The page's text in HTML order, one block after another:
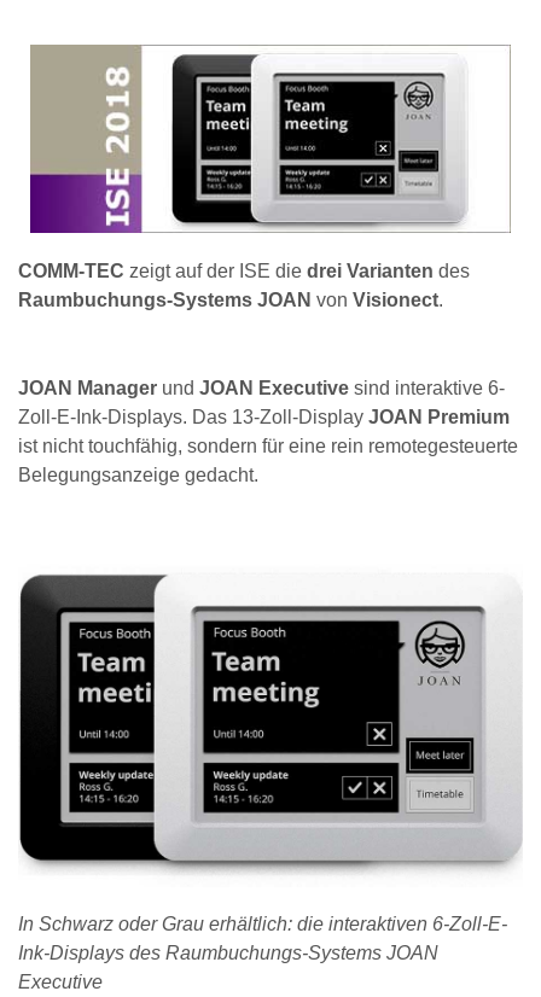
COMM-TEC zeigt auf der ISE die drei Varianten des
Raumbuchungs-Systems JOAN von Visionect.
JOAN Manager und JOAN Executive sind interaktive 6-
Zoll-E-Ink-Displays. Das 13-Zoll-Display JOAN Premium
ist nicht touchfähig, sondern für eine rein remotegesteuerte
Belegungsanzeige gedacht.
In Schwarz oder Grau erhältlich: die interaktiven 6-Zoll-E-
Ink-Displays des Raumbuchungs-Systems JOAN
Executive